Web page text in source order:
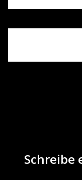
Schreibe